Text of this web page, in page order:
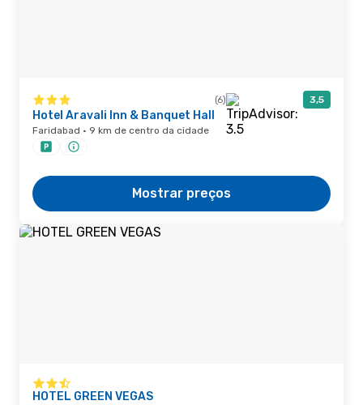
(6) 3,5
Hotel Aravali Inn & Banquet Hall
Faridabad · 9 km de centro da cidade
Mostrar preços
HOTEL GREEN VEGAS